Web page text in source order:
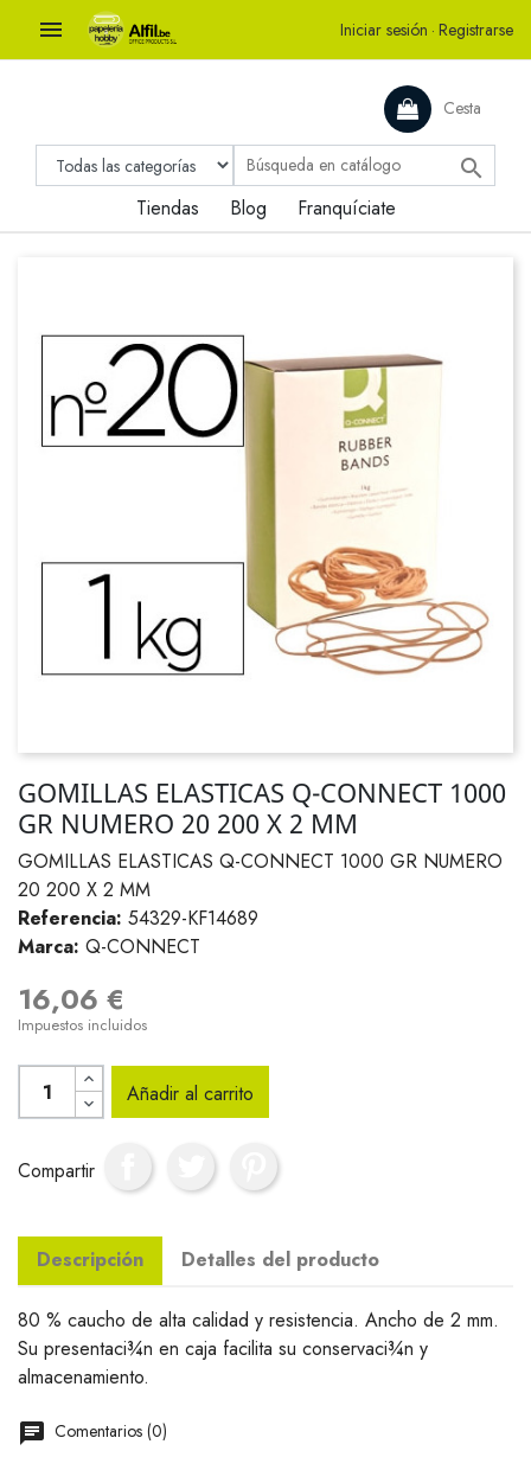
 Iniciar sesión · Registrarse
Cesta

Tiendas Blog Franquíciate
GOMILLAS ELASTICAS Q-CONNECT 1000
GR NUMERO 20 200 X 2 MM
GOMILLAS ELASTICAS Q-CONNECT 1000 GR NUMERO
20 200 X 2 MM
Referencia: 54329-KF14689
Marca: Q-CONNECT
16,06 €
Impuestos incluidos
Añadir al carrito
Compartir
Descripción Detalles del producto
80 % caucho de alta calidad y resistencia. Ancho de 2 mm.
Su presentaci¾n en caja facilita su conservaci¾n y
almacenamiento.
Comentarios (0)